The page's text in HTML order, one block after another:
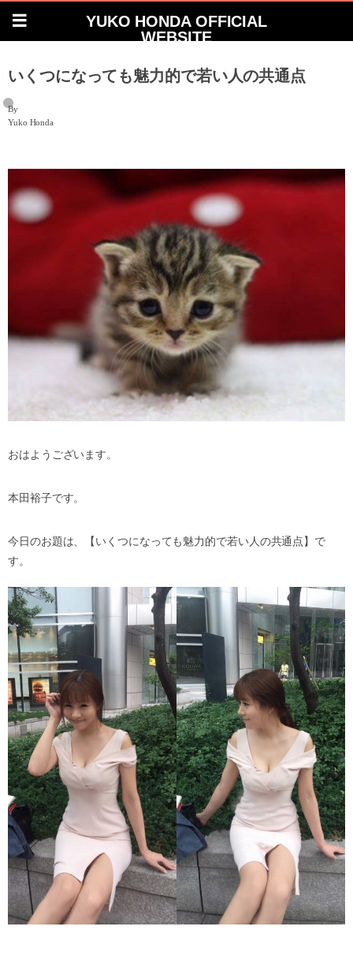
YUKO HONDA OFFICIAL
WEBSITE
いくつになっても魅力的で若い人の共通点
By
Yuko Honda
おはようございます。
本田裕子です。
今日のお題は、【いくつになっても魅力的で若い人の共通点】で
す。